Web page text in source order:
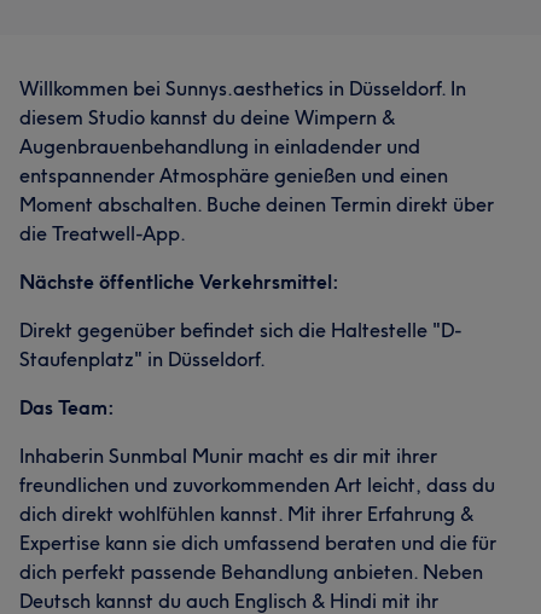
Willkommen bei Sunnys.aesthetics in Düsseldorf. In
diesem Studio kannst du deine Wimpern &
Augenbrauenbehandlung in einladender und
entspannender Atmosphäre genießen und einen
Moment abschalten. Buche deinen Termin direkt über
die Treatwell-App.
Nächste öffentliche Verkehrsmittel:
Direkt gegenüber befindet sich die Haltestelle "D-
Staufenplatz" in Düsseldorf.
Das Team:
Inhaberin Sunmbal Munir macht es dir mit ihrer
freundlichen und zuvorkommenden Art leicht, dass du
dich direkt wohlfühlen kannst. Mit ihrer Erfahrung &
Expertise kann sie dich umfassend beraten und die für
dich perfekt passende Behandlung anbieten. Neben
Deutsch kannst du auch Englisch & Hindi mit ihr